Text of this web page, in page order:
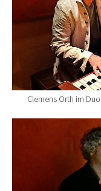
Clemens Orth im
Show larger